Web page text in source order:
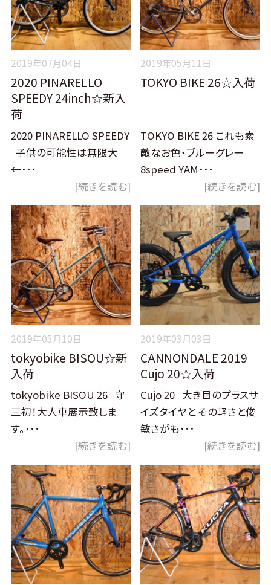
2019年07月04日
2020 PINARELLO
SPEEDY 24inch☆新入
荷
2020 PINARELLO SPEEDY
子供の可能性は無限大
←･･･
[続きを読む]
2019年05月11日
TOKYO BIKE 26☆入荷
TOKYO BIKE 26 これも素
敵なお色・ブルーグレー
8speed YAM･･･
[続きを読む]
2019年05月10日
tokyobike BISOU☆新
入荷
tokyobike BISOU 26 守
三初！大人車展示致しま
す。･･･
[続きを読む]
2019年03月03日
CANNONDALE 2019
Cujo 20☆入荷
Cujo 20 大き目のプラスサ
イズタイヤと その軽さと俊
敏さがも･･･
[続きを読む]